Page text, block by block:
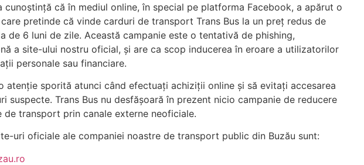
cunoștință că în mediul online, în special pe platforma Facebook, a apărut o
pretinde că vinde carduri de transport Trans Bus la un preț redus de
de 6 luni de zile. Această campanie este o tentativă de phishing,
a site-ului nostru oficial, și are ca scop inducerea în eroare a utilizatorilor
personale sau financiare.
atenție sporită atunci când efectuați achiziții online și să evitați accesarea
suspecte. Trans Bus nu desfășoară în prezent nicio campanie de reducere
transport prin canale externe neoficiale.
uri oficiale ale companiei noastre de transport public din Buzău sunt: